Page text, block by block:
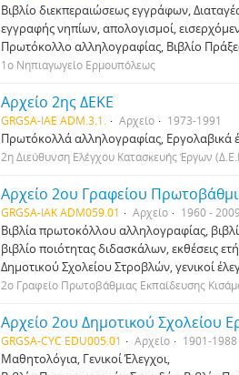
Βιβλίο διεκπεραιώσεως εγγράφων,
εγγραφής νηπίων, απολογισμοί,
Πρωτόκολλο αλληλογραφίας, Βιβλίο
1ο Νηπιαγωγείο Ερμουπόλεως
Αρχείο 2ης ΔΕΚΕ
GRGSA-IAE ADM.3.1. Αρχείο 1973-1991
Πρωτόκολλά αλληλογραφίας, Εργολαβικά
2η Διεύθυνση Ελέγχου Κατασκευής Έργων
Αρχείο 2ου Γραφείου
GRGSA-IAK ADM059.01 Αρχείο 1960 - 2009
Βιβλία πρωτοκόλλου αλληλογραφίας,
βιβλίο ποιότητας διδασκάλων, εκθέσεις
Δημοτικού Σχολείου Στροβλών, γενικοί
2ο Γραφείο Πρωτοβάθμιας Εκπαίδευσης
Αρχείο 2ου Δημοτικού Σχολείου
GRGSA-CYC EDU005.01 Αρχείο 1901-1988
Μαθητολόγια, Γενικοί Έλεγχοι,